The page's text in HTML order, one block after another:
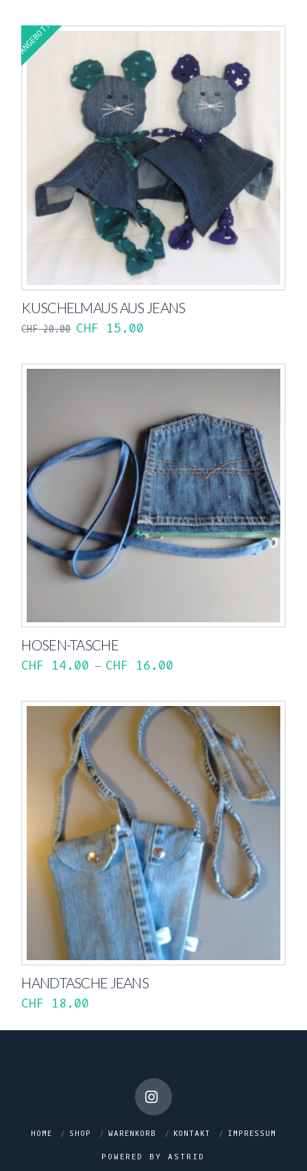
ANGEBOT!
KUSCHELMAUS AUS JEANS
CHF20.00 CHF 15.00
HOSEN-TASCHE
CHF 14.00 – CHF 16.00
HANDTASCHE JEANS
CHF 18.00
Instagram
HOME SHOP WARENKORB KONTAKT IMPRESSUM
POWERED BY ASTRID